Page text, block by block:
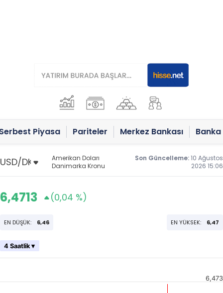
Piyasa Pariteler Merkez Bankası
Amerikan Doları
Danimarka Kronu
Son Güncelleme:10 Ağustos
2026 15:06
6,4713 (0,04 %)
EN DÜŞÜK: 6,46 EN YÜKSEK: 6,47
4 Saatlik ▾
6,473